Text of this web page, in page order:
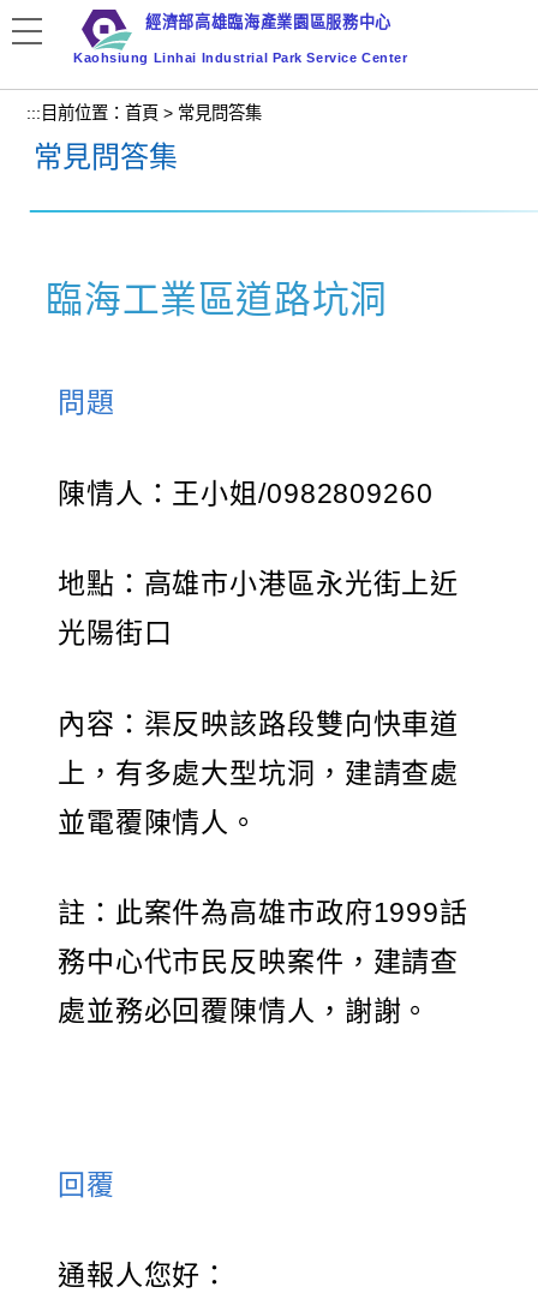
要
容
塊
經濟部高雄臨海產業園區服務中心
Kaohsiung Linhai Industrial Park Service Center
::: 目前位置：首頁 > 常見問答集
常見問答集
臨海工業區道路坑洞
問題
陳情人：王小姐/0982809260
地點：高雄市小港區永光街上近
光陽街口
內容：渠反映該路段雙向快車道
上，有多處大型坑洞，建請查處
並電覆陳情人。
註：此案件為高雄市政府1999話
務中心代市民反映案件，建請查
處並務必回覆陳情人，謝謝。
回覆
通報人您好：